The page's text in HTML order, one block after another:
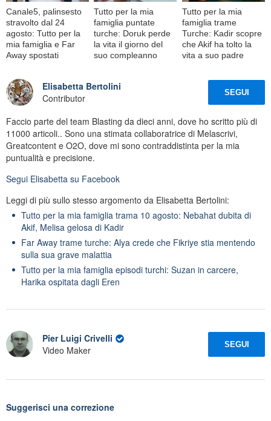
Canale5, palinsesto
stravolto dal 24
agosto: Tutto per la
mia famiglia e Far
Away spostati
Tutto per la mia
famiglia puntate
turche: Doruk perde
la vita il giorno del
suo compleanno
Tutto per la mia
famiglia trame
Turche: Kadir scopre
che Akif ha tolto la
vita a suo padre
Elisabetta Bertolini
Contributor
SEGUI
Faccio parte del team Blasting da dieci anni, dove ho scritto più di
11000 articoli.. Sono una stimata collaboratrice di Melascrivi,
Greatcontent e O2O, dove mi sono contraddistinta per la mia
puntualità e precisione.
Segui Elisabetta su Facebook
Leggi di più sullo stesso argomento da Elisabetta Bertolini:
Tutto per la mia famiglia trama 10 agosto: Nebahat dubita di
Akif, Melisa gelosa di Kadir
Far Away trame turche: Alya crede che Fikriye stia mentendo
sulla sua grave malattia
Tutto per la mia famiglia episodi turchi: Suzan in carcere,
Harika ospitata dagli Eren
Pier Luigi Crivelli
Video Maker
SEGUI
Suggerisci una correzione